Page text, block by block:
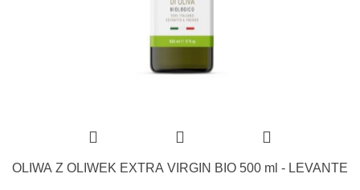
OLIWA Z OLIWEK EXTRA VIRGIN BIO 500 ml - LEVANTE